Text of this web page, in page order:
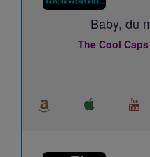
Baby, du
The Cool